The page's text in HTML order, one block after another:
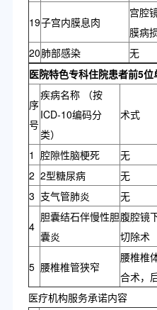
19子宫内膜息肉
宫腔
膜病
20肺部感染 无
医院特色专科住院患者前5
序
号
疾病名称 （按
ICD-10编码分
类）
术式
1 腔隙性脑梗死 无
2 2型糖尿病 无
3 支气管肺炎 无
4
胆囊结石伴慢性胆
囊炎
腹腔镜
切除术
5 腰椎椎管狭窄
腰椎椎
合术，
医疗机构服务承诺内容